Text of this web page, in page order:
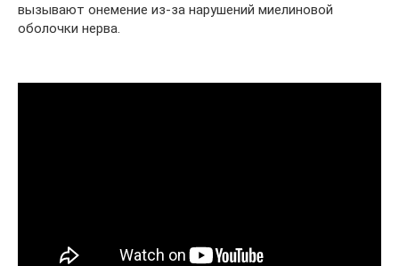
вызывают онемение из-за нарушений миелиновой
оболочки нерва.